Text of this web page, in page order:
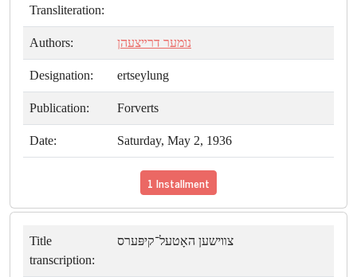
Transliteration:
Authors: נומער דרײצעהן
Designation: ertseylung
Publication: Forverts
Date: Saturday, May 2, 1936
1 Installment
Title
transcription:
צװישען האָטעל־קיפּערס